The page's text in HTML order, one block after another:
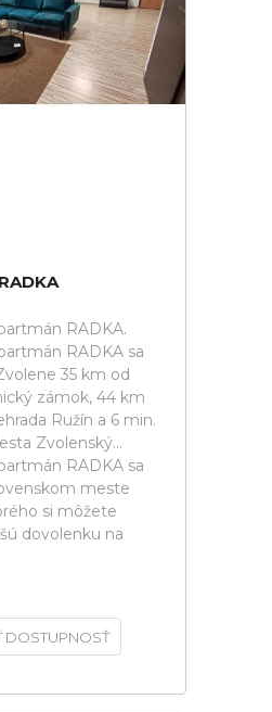
RADKA.
RADKA sa
35 km od
zámok, 44 km
Ružín a 6 min.
Zvolenský...
RADKA sa
meste
si môžete
dovolenku na
DOSTUPNOSŤ